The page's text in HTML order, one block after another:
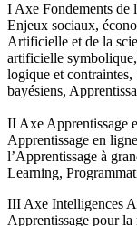
I Axe Fondements de
Enjeux sociaux,
Artificielle et de la
artificielle
logique et contraintes,
bayésiens,
II Axe Apprentissage
Apprentissage en
l’Apprentissage à
Learning,
III Axe Intelligences
Apprentissage pour